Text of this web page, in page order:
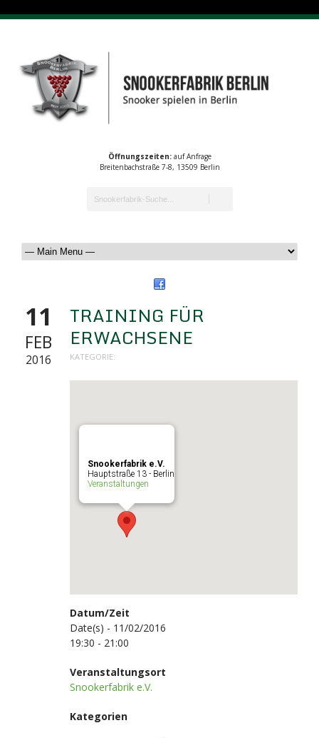
Öffnungszeiten:auf Anfrage
Breitenbachstraße 7-8, 13509 Berlin
11
FEB
2016
TRAINING FÜR
ERWACHSENE
KATEGORIE:
Snookerfabrik e.V.
Hauptstraße 13 - Berlin
Veranstaltungen
Datum/Zeit
Date(s) - 11/02/2016
19:30 - 21:00
Veranstaltungsort
Snookerfabrik e.V.
Kategorien